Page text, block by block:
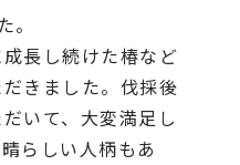
長し続けた椿など
きました。伐採後
いて、大変満足し
らしい人柄もあ